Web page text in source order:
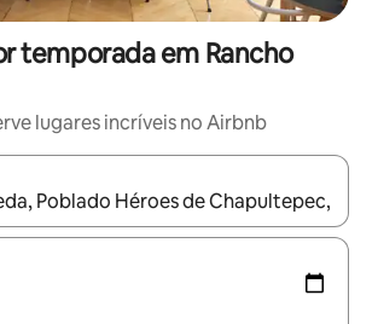
temporada em Rancho
lugares incríveis no Airbnb
estiverem disponíveis, explore-os